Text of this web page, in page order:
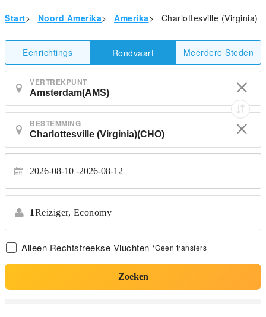
Start> Noord Amerika> Amerika> Charlottesville (Virginia)
Eenrichtings Rondvaart Meerdere Steden
VERTREKPUNT
BESTEMMING
2026-08-10 2026-08-12
1Reiziger, Economy
Alleen Rechtstreekse Vluchten *Geen transfers
Zoeken